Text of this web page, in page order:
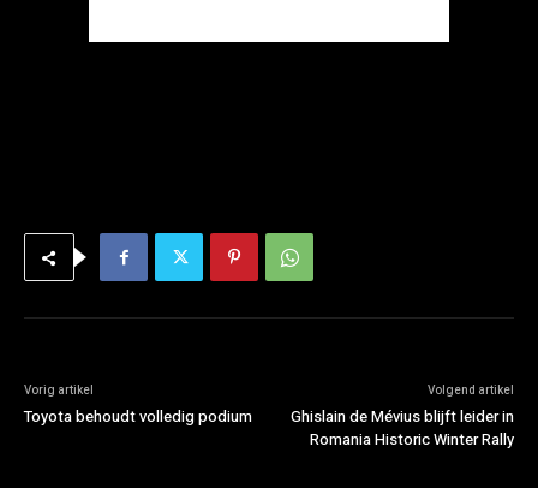
Vorig artikel
Toyota behoudt volledig podium
Volgend artikel
Ghislain de Mévius blijft leider in
Romania Historic Winter Rally